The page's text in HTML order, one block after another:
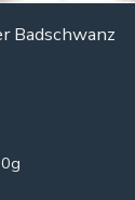
Badschwanz